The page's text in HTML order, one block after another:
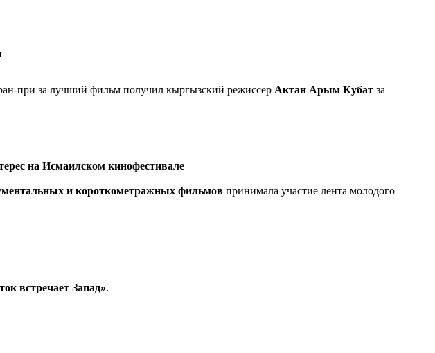
при за лучший фильм получил кыргызский режиссер Актан Арым Кубат за
на Исмаилском кинофестивале
и короткометражных фильмов принимала участие лента молодого
встречает Запад».